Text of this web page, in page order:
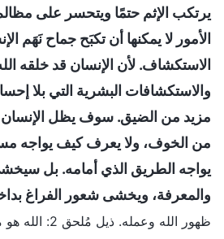
يرتكب الإثم حتمًا ويتحسر على
الأمور لا يمكنها أن تكبَح جماح نَهَم
الاستكشاف. لأن الإنسان قد خلقه
والاستكشافات البشرية التي بلا
مزيد من الضيق. سوف يظل الإنسان
من الخوف، ولا يعرف كيف يواجه
يواجه الطريق الذي أمامه. بل
والمعرفة، ويخشى شعور الفراغ
ظهور الله وعمله.